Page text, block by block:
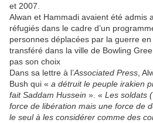
et 2007.
Alwan et Hammadi avaient été admis
réfugiés dans le cadre d’un
personnes déplacées par la guerre
transféré dans la ville de Bowling
pas son choix
Dans sa lettre à l’Associated Press ,
Bush qui « a détruit le peuple irakien
fait Saddam Hussein ». « Les soldats
force de libération mais une force de
le seul à les considérer comme des